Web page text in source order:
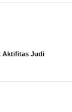
Aktifitas Judi